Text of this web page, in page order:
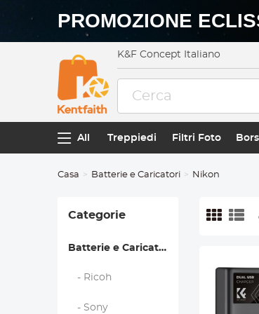
PROMOZIONE
K&F Concept Italiano
All Treppiedi Filtri Foto
Casa Batterie e Caricatori Nikon
Categorie
Batterie e Caricatori
- Ricoh
- Sony